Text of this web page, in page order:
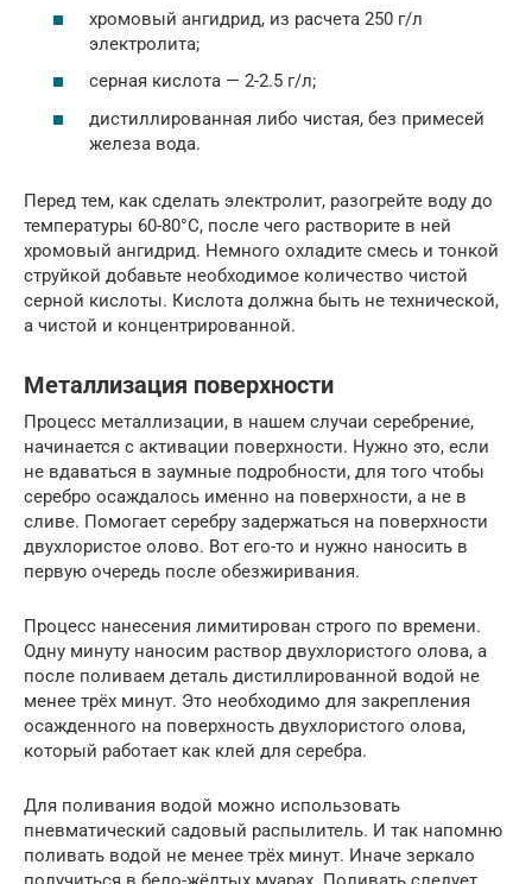
хромовый ангидрид, из расчета 250 г/л
электролита;
серная кислота — 2-2.5 г/л;
дистиллированная либо чистая, без примесей
железа вода.
Перед тем, как сделать электролит, разогрейте воду до
температуры 60-80°С, после чего растворите в ней
хромовый ангидрид. Немного охладите смесь и тонкой
струйкой добавьте необходимое количество чистой
серной кислоты. Кислота должна быть не технической,
а чистой и концентрированной.
Металлизация поверхности
Процесс металлизации, в нашем случаи серебрение,
начинается с активации поверхности. Нужно это, если
не вдаваться в заумные подробности, для того чтобы
серебро осаждалось именно на поверхности, а не в
сливе. Помогает серебру задержаться на поверхности
двухлористое олово. Вот его-то и нужно наносить в
первую очередь после обезжиривания.
Процесс нанесения лимитирован строго по времени.
Одну минуту наносим раствор двухлористого олова, а
после поливаем деталь дистиллированной водой не
менее трёх минут. Это необходимо для закрепления
осажденного на поверхность двухлористого олова,
который работает как клей для серебра.
Для поливания водой можно использовать
пневматический садовый распылитель. И так напомню
поливать водой не менее трёх минут. Иначе зеркало